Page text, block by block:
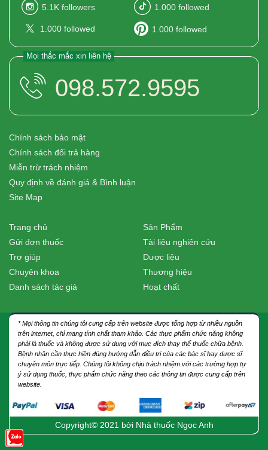
5.1K followers 1.000 followed
1.000 followed 1.000 followed
Mọi thắc mắc xin liên hệ
098.572.9595
Chính sách bảo mật
Chính sách đổi trả hàng
Miễn trừ trách nhiệm
Quy định về đánh giá & Bình luận
Site Map
Trang chủ
Gửi đơn thuốc
Trợ giúp
Chuyên khoa
Danh sách tác giả
Sản Phẩm
Tài liệu nghiên cứu
Dược liệu
Thương hiệu
Hoạt chất
* Mọi thông tin chúng tôi cung cấp trên website được tổng hợp từ nhiều nguồn
trên internet, chỉ mang tính chất tham khảo. Các thực phẩm chức năng không
phải là thuốc và không được sử dụng với mục đích thay thế thuốc chữa bệnh.
Bệnh nhân cần thực hiện đúng hướng dẫn điều trị của các bác sĩ hay dược sĩ
chuyên môn trực tiếp. Chúng tôi không chịu trách nhiệm với các trường hợp tự
ý sử dụng thuốc, thực phẩm chức năng theo các thông tin được cung cấp trên
website.
Copyright© 2021 bởi Nhà thuốc Ngọc Anh